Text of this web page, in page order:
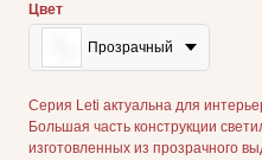
Цвет
Прозрачный
Серия Leti актуальна для
Большая часть конструкции
изготовленных из прозрачного